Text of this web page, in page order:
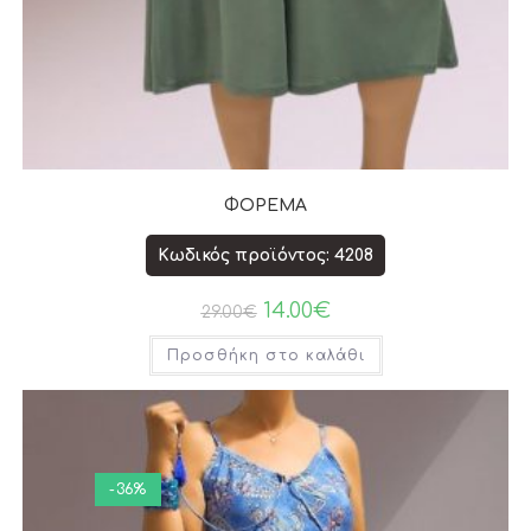
ΦΟΡΕΜΑ
Κωδικός προϊόντος: 4208
29.00€ 14.00€
Προσθήκη στο καλάθι
-36%